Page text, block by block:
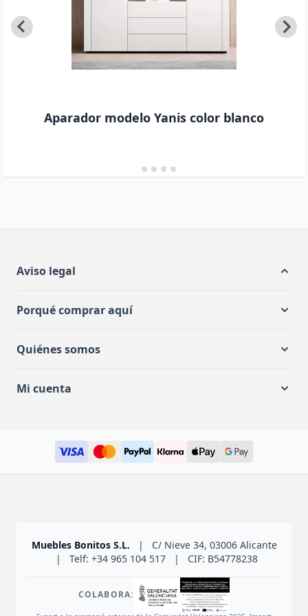
Aparador modelo Yanis color blanco
Aviso legal
Porqué comprar aquí
Quiénes somos
Mi cuenta
Muebles Bonitos S.L. |
C/ Nieve 34, 03006 Alicante
|
Telf: +34 965 104 517 | CIF: B54778238
COLABORA: